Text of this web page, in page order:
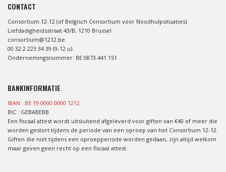
CONTACT
Consortium 12-12 (of Belgisch Consortium voor Noodhulpsituaties)
Liefdadigheidsstraat 43/B, 1210 Brussel
consortium@1212.be
00 32 2 223 34 39 (9-12 u).
Ondernemingsnummer: BE 0873.441.151
BANKINFORMATIE
IBAN : BE 19 0000 0000 1212
BIC : GEBABEBB
Een fiscaal attest wordt uitsluitend afgeleverd voor giften van €40 of meer die
worden gestort tijdens de periode van een oproep van het Consortium 12-12.
Giften die niet tijdens een oproepperiode worden gedaan, zijn altijd welkom
maar geven geen recht op een fiscaal attest.